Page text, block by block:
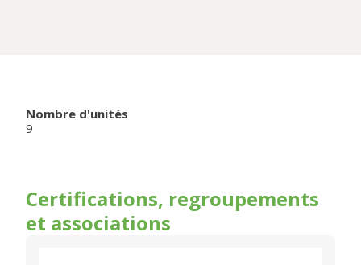
Nombre d'unités
9
Certifications, regroupements
et associations